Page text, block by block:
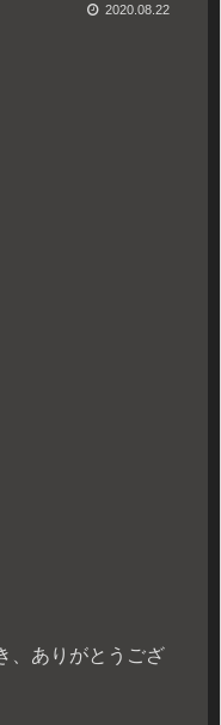
2020.08.22
、ありがとうござ